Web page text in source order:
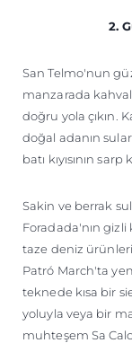
2.
San Telmo'nun
manzarada
doğru yola çıkın.
doğal adanın
batı kıyısının
Sakin ve berrak
Foradada'nın
taze deniz ürünleri
Patró March'ta
teknede kısa bir
yoluyla veya bir
muhteşem Sa